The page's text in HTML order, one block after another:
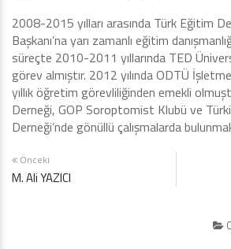
2008-2015 yılları arasında Türk Eğitim
Başkanı’na yarı zamanlı eğitim
süreçte 2010-2011 yıllarında TED
görev almıştır. 2012 yılında ODTÜ
yıllık öğretim görevliliğinden emekli
Derneği, GOP Soroptomist Klubü ve
Derneği’nde gönüllü çalışmalarda
Önceki
M. Ali YAZICI